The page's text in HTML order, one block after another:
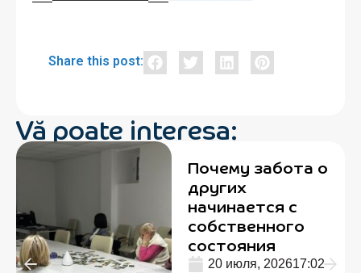
Share this post:
Vă poate interesa:
Почему забота о
других
начинается с
собственного
состояния
20 июля, 202617:02